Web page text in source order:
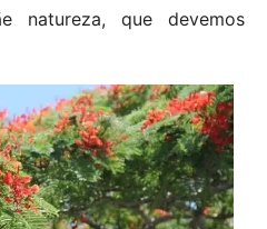
natureza, que devemos